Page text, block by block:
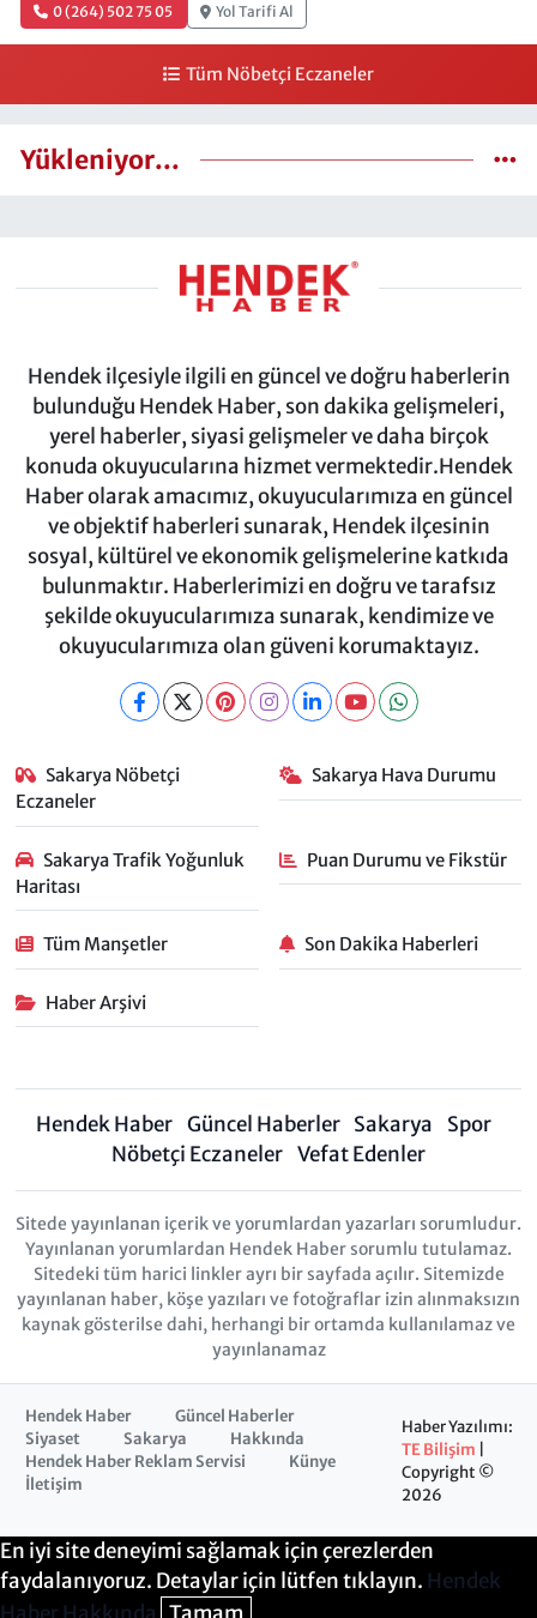
0 (264) 502 75 05 Yol Tarifi Al
Tüm Nöbetçi Eczaneler
Yükleniyor...
Hendek ilçesiyle ilgili en güncel ve doğru haberlerin
bulunduğu Hendek Haber, son dakika gelişmeleri,
yerel haberler, siyasi gelişmeler ve daha birçok
konuda okuyucularına hizmet vermektedir.Hendek
Haber olarak amacımız, okuyucularımıza en güncel
ve objektif haberleri sunarak, Hendek ilçesinin
sosyal, kültürel ve ekonomik gelişmelerine katkıda
bulunmaktır. Haberlerimizi en doğru ve tarafsız
şekilde okuyucularımıza sunarak, kendimize ve
okuyucularımıza olan güveni korumaktayız.
Sakarya Nöbetçi
Eczaneler
Sakarya Hava Durumu
Sakarya Trafik Yoğunluk
Haritası
Puan Durumu ve Fikstür
Tüm Manşetler Son Dakika Haberleri
Haber Arşivi
Hendek Haber Güncel Haberler Sakarya
Spor
Nöbetçi Eczaneler Vefat Edenler
Sitede yayınlanan içerik ve yorumlardan yazarları sorumludur.
Yayınlanan yorumlardan Hendek Haber sorumlu tutulamaz.
Sitedeki tüm harici linkler ayrı bir sayfada açılır. Sitemizde
yayınlanan haber, köşe yazıları ve fotoğraflar izin alınmaksızın
kaynak gösterilse dahi, herhangi bir ortamda kullanılamaz ve
yayınlanamaz
Hendek Haber
Güncel Haberler
Siyaset
Sakarya
Hakkında
Hendek Haber Reklam Servisi
Künye
İletişim
Haber Yazılımı:
TE Bilişim
Copyright ©
2026
En iyi site deneyimi sağlamak için çerezlerden
faydalanıyoruz. Detaylar için lütfen tıklayın. Hendek